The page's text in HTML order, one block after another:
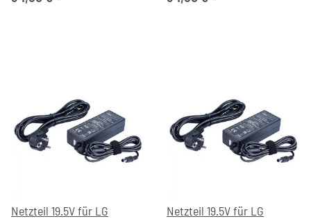
Netzteil 19.5V für LG
Netzteil 19.5V für LG